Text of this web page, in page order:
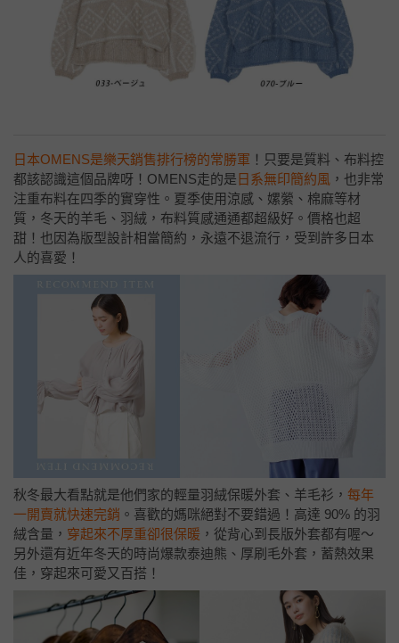
日本OMENS是樂天銷售排行榜的常勝軍 ！只要是質料、布料控
都該認識這個品牌呀！OMENS走的是 日系無印簡約風 ，也非常
注重布料在四季的實穿性。夏季使用涼感、嫘縈、棉麻等材
質，冬天的羊毛、羽絨，布料質感通通都超級好。價格也超
甜！也因為版型設計相當簡約，永遠不退流行，受到許多日本
人的喜愛！
秋冬最大看點就是他們家的輕量羽絨保暖外套、羊毛衫， 每年
一開賣就快速完銷 。喜歡的媽咪絕對不要錯過！高達 90% 的羽
絨含量， 穿起來不厚重卻很保暖 ，從背心到長版外套都有喔～
另外還有近年冬天的時尚爆款泰迪熊、厚刷毛外套，蓄熱效果
佳，穿起來可愛又百搭！